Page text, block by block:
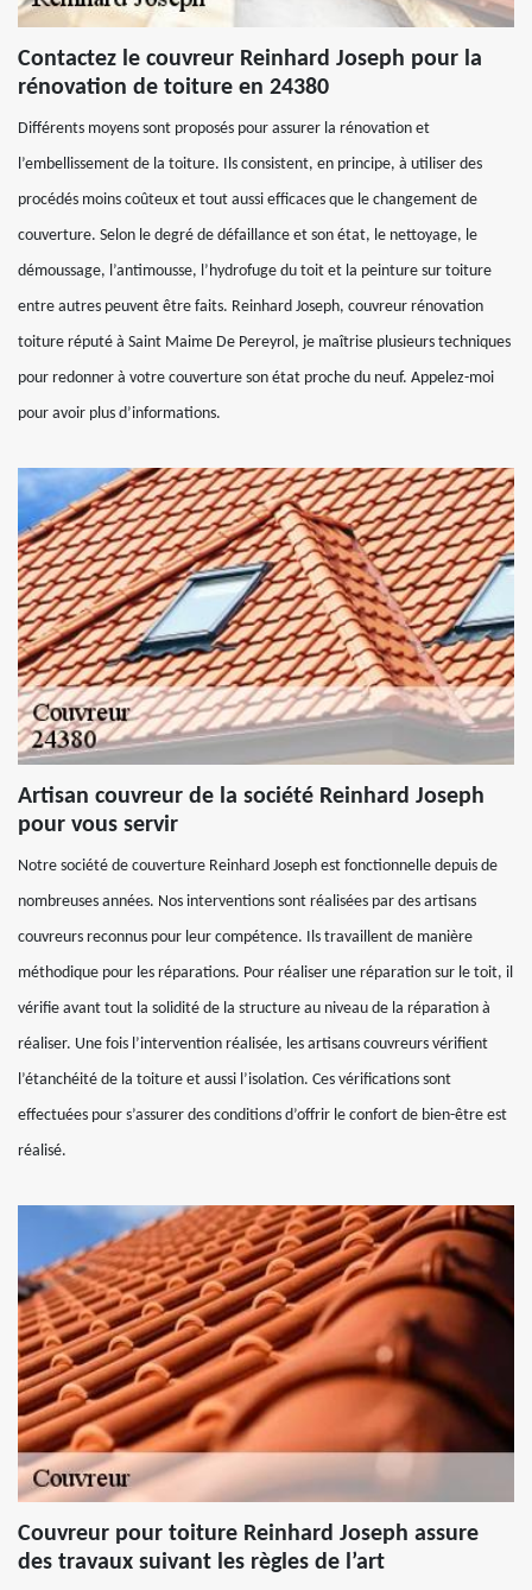
Contactez le couvreur Reinhard Joseph pour la
rénovation de toiture en 24380
Différents moyens sont proposés pour assurer la rénovation et
l’embellissement de la toiture. Ils consistent, en principe, à utiliser des
procédés moins coûteux et tout aussi efficaces que le changement de
couverture. Selon le degré de défaillance et son état, le nettoyage, le
démoussage, l’antimousse, l’hydrofuge du toit et la peinture sur toiture
entre autres peuvent être faits. Reinhard Joseph, couvreur rénovation
toiture réputé à Saint Maime De Pereyrol, je maîtrise plusieurs techniques
pour redonner à votre couverture son état proche du neuf. Appelez-moi
pour avoir plus d’informations.
Artisan couvreur de la société Reinhard Joseph
pour vous servir
Notre société de couverture Reinhard Joseph est fonctionnelle depuis de
nombreuses années. Nos interventions sont réalisées par des artisans
couvreurs reconnus pour leur compétence. Ils travaillent de manière
méthodique pour les réparations. Pour réaliser une réparation sur le toit, il
vérifie avant tout la solidité de la structure au niveau de la réparation à
réaliser. Une fois l’intervention réalisée, les artisans couvreurs vérifient
l’étanchéité de la toiture et aussi l’isolation. Ces vérifications sont
effectuées pour s’assurer des conditions d’offrir le confort de bien-être est
réalisé.
Couvreur pour toiture Reinhard Joseph assure
des travaux suivant les règles de l’art